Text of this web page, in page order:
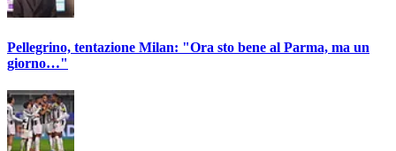
Pellegrino, tentazione Milan: "Ora sto bene al Parma, ma un
giorno…"